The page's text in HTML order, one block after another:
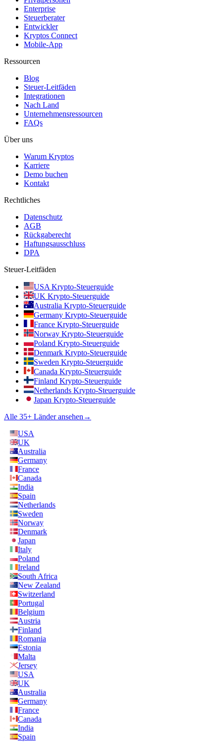
Enterprise
Steuerberater
Entwickler
Kryptos Connect
Mobile-App
Ressourcen
Blog
Steuer-Leitfäden
Integrationen
Nach Land
Unternehmensressourcen
FAQs
Über uns
Warum Kryptos
Karriere
Demo buchen
Kontakt
Rechtliches
Datenschutz
AGB
Rückgaberecht
Haftungsausschluss
DPA
Steuer-Leitfäden
USA Krypto-Steuerguide
UK Krypto-Steuerguide
Australia Krypto-Steuerguide
Germany Krypto-Steuerguide
France Krypto-Steuerguide
Norway Krypto-Steuerguide
Poland Krypto-Steuerguide
Denmark Krypto-Steuerguide
Sweden Krypto-Steuerguide
Canada Krypto-Steuerguide
Finland Krypto-Steuerguide
Netherlands Krypto-Steuerguide
Japan Krypto-Steuerguide
Alle 35+ Länder ansehen →
USA
UK
Australia
Germany
France
Canada
India
Spain
Netherlands
Sweden
Norway
Denmark
Japan
Italy
Poland
Ireland
South Africa
New Zealand
Switzerland
Portugal
Belgium
Austria
Finland
Romania
Estonia
Malta
Jersey
USA
UK
Australia
Germany
France
Canada
India
Spain